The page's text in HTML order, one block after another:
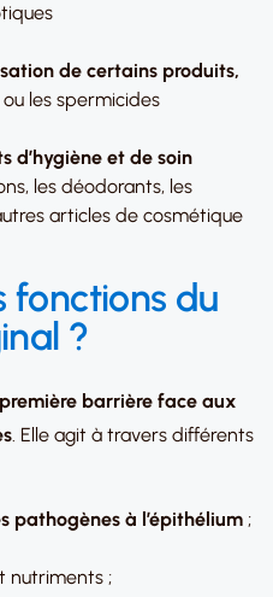
de certains produits,
les spermicides
d’hygiène et de soin
les déodorants, les
articles de cosmétique
fonctions du
?
barrière face aux
. Elle agit à travers différents
pathogènes à l’épithélium ;
nutriments ;